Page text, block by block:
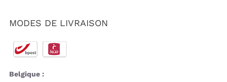
MODES DE LIVRAISON
Belgique :